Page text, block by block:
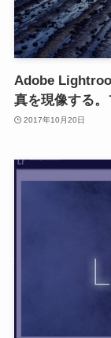
Adobe
真を現像する
2017年10月20日